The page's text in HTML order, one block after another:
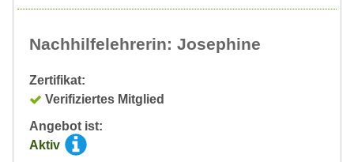
Nachhilfelehrerin: Josephine
Zertifikat:
Verifiziertes Mitglied
Angebot ist:
Aktiv